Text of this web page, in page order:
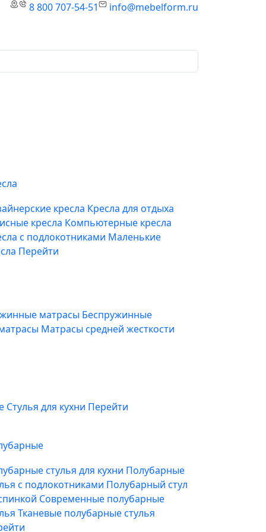
8 800 707-54-51 info@mebelform.ru
кресла Кресла для отдыха
кресла Компьютерные кресла
с подлокотниками Маленькие
Перейти
матрасы Беспружинные
Матрасы средней жесткости
Стулья для кухни Перейти
стулья для кухни Полубарные
с подлокотниками Полубарный стул
Современные полубарные
Тканевые полубарные стулья